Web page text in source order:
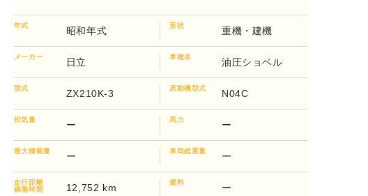
年式 昭和年式 形状 重機・建機
メーカー 日立 車種名 油圧ショベル
型式 ZX210K-3 原動機型式 N04C
排気量 ー 馬力 ー
最大積載量 ー 車両総重量 ー
走行距離
稼働時間
12,752 km 燃料 ー